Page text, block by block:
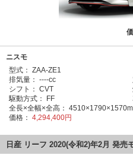
ニスモ
型式： ZAA-ZE1
排気量： ----cc
シフト： CVT
駆動方式：
FF
全長×全幅×全高：
価格： 4,294,400円
日産 リーフ 2020(令和2)年2月 発売